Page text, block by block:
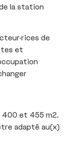
la station
de
et
400 et 455 m2.
adapté au(x)